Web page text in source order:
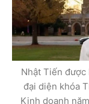
Nhật Tiến
đại diện khóa
Kinh doanh